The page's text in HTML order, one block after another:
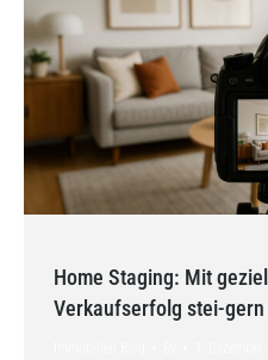
Home Staging: Mit
Verkaufserfolg stei-gern